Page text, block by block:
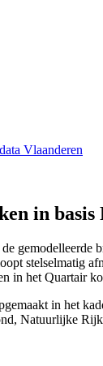
Vlaanderen
in
gemodelleerde
stelselmatig
in het Quartair
in het
Natuurlijke